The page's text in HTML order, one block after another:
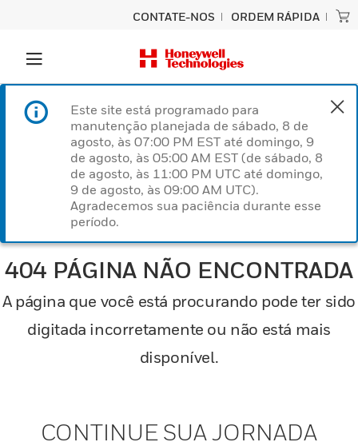
CONTATE-NOS ORDEM RÁPIDA
Este site está programado para
manutenção planejada de sábado, 8 de
agosto, às 07:00 PM EST até domingo, 9
de agosto, às 05:00 AM EST (de sábado, 8
de agosto, às 11:00 PM UTC até domingo,
9 de agosto, às 09:00 AM UTC).
Agradecemos sua paciência durante esse
período.
404 PÁGINA NÃO ENCONTRADA
A página que você está procurando pode ter sido
digitada incorretamente ou não está mais
disponível.
CONTINUE SUA JORNADA